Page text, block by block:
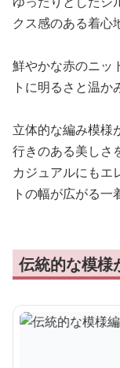
クス感のある着心
鮮やかな赤のニッ
トに明るさと温か
立体的な編み模様
行きのある美しさ
カジュアルにもエ
トの幅が広がる一
伝統的な模様